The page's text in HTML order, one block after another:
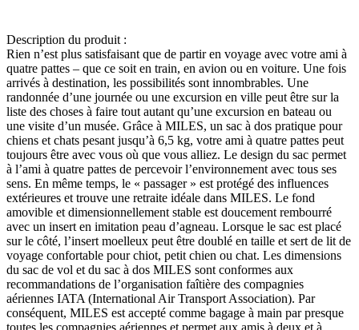
Description du produit :
Rien n’est plus satisfaisant que de partir en voyage avec votre ami à
quatre pattes – que ce soit en train, en avion ou en voiture. Une fois
arrivés à destination, les possibilités sont innombrables. Une
randonnée d’une journée ou une excursion en ville peut être sur la
liste des choses à faire tout autant qu’une excursion en bateau ou
une visite d’un musée. Grâce à MILES, un sac à dos pratique pour
chiens et chats pesant jusqu’à 6,5 kg, votre ami à quatre pattes peut
toujours être avec vous où que vous alliez. Le design du sac permet
à l’ami à quatre pattes de percevoir l’environnement avec tous ses
sens. En même temps, le « passager » est protégé des influences
extérieures et trouve une retraite idéale dans MILES. Le fond
amovible et dimensionnellement stable est doucement rembourré
avec un insert en imitation peau d’agneau. Lorsque le sac est placé
sur le côté, l’insert moelleux peut être doublé en taille et sert de lit de
voyage confortable pour chiot, petit chien ou chat. Les dimensions
du sac de vol et du sac à dos MILES sont conformes aux
recommandations de l’organisation faîtière des compagnies
aériennes IATA (International Air Transport Association). Par
conséquent, MILES est accepté comme bagage à main par presque
toutes les compagnies aériennes et permet aux amis à deux et à